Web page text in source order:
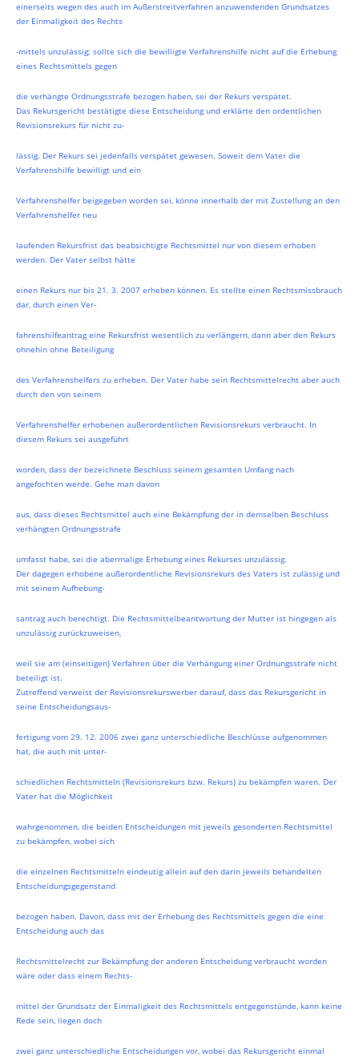
einerseits wegen des auch im Außerstreitverfahren anzuwendenden Grundsatzes
der Einmaligkeit des Rechts
-mittels unzulässig; sollte sich die bewilligte Verfahrenshilfe nicht auf die Erhebung
eines Rechtsmittels gegen
die verhängte Ordnungsstrafe bezogen haben, sei der Rekurs verspätet.
Das Rekursgericht bestätigte diese Entscheidung und erklärte den ordentlichen
Revisionsrekurs für nicht zu-
lässig. Der Rekurs sei jedenfalls verspätet gewesen. Soweit dem Vater die
Verfahrenshilfe bewilligt und ein
Verfahrenshelfer beigegeben worden sei, könne innerhalb der mit Zustellung an den
Verfahrenshelfer neu
laufenden Rekursfrist das beabsichtigte Rechtsmittel nur von diesem erhoben
werden. Der Vater selbst hätte
einen Rekurs nur bis 21. 3. 2007 erheben können. Es stellte einen Rechtsmissbrauch
dar, durch einen Ver-
fahrenshilfeantrag eine Rekursfrist wesentlich zu verlängern, dann aber den Rekurs
ohnehin ohne Beteiligung
des Verfahrenshelfers zu erheben. Der Vater habe sein Rechtsmittelrecht aber auch
durch den von seinem
Verfahrenshelfer erhobenen außerordentlichen Revisionsrekurs verbraucht. In
diesem Rekurs sei ausgeführt
worden, dass der bezeichnete Beschluss seinem gesamten Umfang nach
angefochten werde. Gehe man davon
aus, dass dieses Rechtsmittel auch eine Bekämpfung der in demselben Beschluss
verhängten Ordnungsstrafe
umfasst habe, sei die abermalige Erhebung eines Rekurses unzulässig.
Der dagegen erhobene außerordentliche Revisionsrekurs des Vaters ist zulässig und
mit seinem Aufhebung-
santrag auch berechtigt. Die Rechtsmittelbeantwortung der Mutter ist hingegen als
unzulässig zurückzuweisen,
weil sie am (einseitigen) Verfahren über die Verhängung einer Ordnungsstrafe nicht
beteiligt ist.
Zutreffend verweist der Revisionsrekurswerber darauf, dass das Rekursgericht in
seine Entscheidungsaus-
fertigung vom 29. 12. 2006 zwei ganz unterschiedliche Beschlüsse aufgenommen
hat, die auch mit unter-
schiedlichen Rechtsmitteln (Revisionsrekurs bzw. Rekurs) zu bekämpfen waren. Der
Vater hat die Möglichkeit
wahrgenommen, die beiden Entscheidungen mit jeweils gesonderten Rechtsmittel
zu bekämpfen, wobei sich
die einzelnen Rechtsmitteln eindeutig allein auf den darin jeweils behandelten
Entscheidungsgegenstand
bezogen haben. Davon, dass mit der Erhebung des Rechtsmittels gegen die eine
Entscheidung auch das
Rechtsmittelrecht zur Bekämpfung der anderen Entscheidung verbraucht worden
wäre oder dass einem Rechts-
mittel der Grundsatz der Einmaligkeit des Rechtsmittels entgegenstünde, kann keine
Rede sein, liegen doch
zwei ganz unterschiedliche Entscheidungen vor, wobei das Rekursgericht einmal